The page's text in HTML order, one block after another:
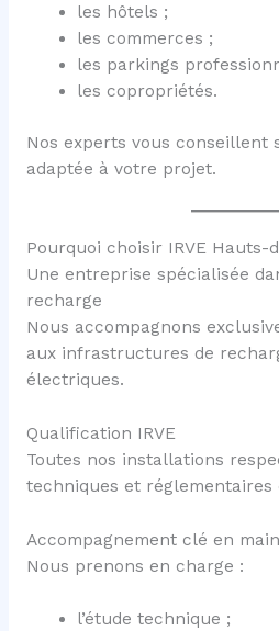
les hôtels ;
les commerces ;
les parkings
les copropriétés.
Nos experts vous conseillent
adaptée à votre projet.
Pourquoi choisir IRVE Hauts-
Une entreprise spécialisée
recharge
Nous accompagnons
aux infrastructures de
électriques.
Qualification IRVE
Toutes nos installations
techniques et réglementaires
Accompagnement clé en main
Nous prenons en charge :
l’étude technique ;